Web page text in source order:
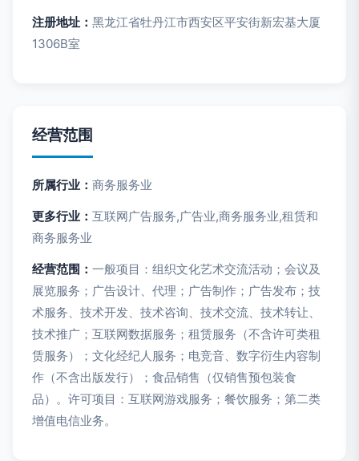
注册地址： 黑龙江省牡丹江市西安区平安街新宏基大厦
1306B室
经营范围
所属行业： 商务服务业
更多行业： 互联网广告服务,广告业,商务服务业,租赁和
商务服务业
经营范围： 一般项目：组织文化艺术交流活动；会议及
展览服务；广告设计、代理；广告制作；广告发布；技
术服务、技术开发、技术咨询、技术交流、技术转让、
技术推广；互联网数据服务；租赁服务（不含许可类租
赁服务）；文化经纪人服务；电竞音、数字衍生内容制
作（不含出版发行）；食品销售（仅销售预包装食
品）。许可项目：互联网游戏服务；餐饮服务；第二类
增值电信业务。